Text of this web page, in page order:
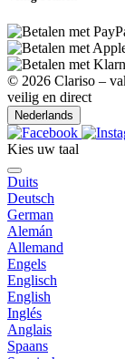
© 2026 Clariso –
veilig en direct
Nederlands
Kies uw taal
Duits
Deutsch
German
Alemán
Allemand
Engels
Englisch
English
Inglés
Anglais
Spaans